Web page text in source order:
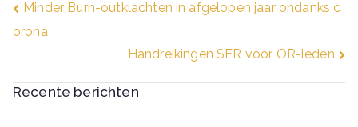
Bericht
navigatie
Minder Burn-outklachten in afgelopen jaar ondanks c
orona
Handreikingen SER voor OR-leden
Recente berichten